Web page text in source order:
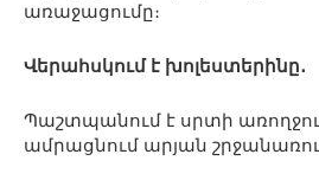
առաջացումը։
Վերահսկում է խոլեստերինը․
Պաշտպանում է սրտի
ամրացնում արյան